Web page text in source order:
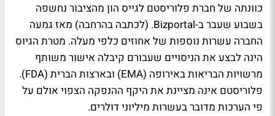
כוונתה של חברת פלוריסטם לגייס הון מהציבור נחשפה
בשבוע שעבר ב-Bizportal.
(לכתבה בהרחבה) מאז גמעה
החברה עשרות נוספות של אחוזים כלפי מעלה. מטרת הגיוס
הינה לבצע את הניסויים שעבורם קיבלה אישור משותף
מרשויות הבריאות באירופה (EMA) ובארצות הברית (FDA).
פלוריסטם אינה מציינת את היקף ההנפקה הצפוי אולם על
פי הערכות מדובר בעשרות מיליוני דולרים.